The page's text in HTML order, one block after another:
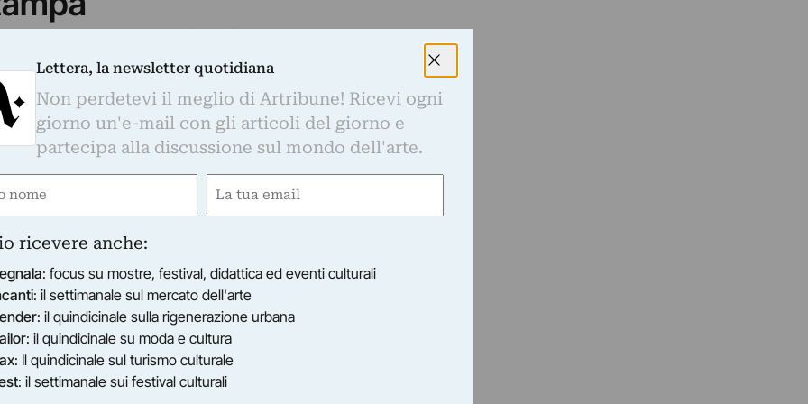
rende omaggio alla bellezza, intesa come
dei tessuti e cura dei particolari, con una
‘Mago’ dei costumi teatrali Luigi Sapelli, in
l’altissimo livello della produzione del
una quarantina di costumi, scelti tra gli
collezione Devalle di Torino.
della Casa d’Arte Caramba, fondata nel
preziosi esemplari per il dramma
la prima della Turandot del 1926 con la
di Milano; i costumi rinascimentali
di Mariano Fortuny e i costumi per Elisa
da Gino Carlo Sensani, nel film del 1941 La
Blasetti.
tessuti della Manifattura Mariano
Lettera, la newsletter quotidiana
Non perdetevi il meglio di Artribune! Ricevi ogni
giorno un'e-mail con gli articoli del giorno e
partecipa alla discussione sul mondo dell'arte.
Email
ricevere anche:
: focus su mostre, festival, didattica ed eventi culturali
: il settimanale sul mercato dell'arte
: il quindicinale sulla rigenerazione urbana
: il quindicinale su moda e cultura
: Il quindicinale sul turismo culturale
: il settimanale sui festival culturali